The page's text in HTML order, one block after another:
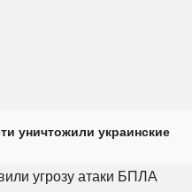
уничтожили украинские